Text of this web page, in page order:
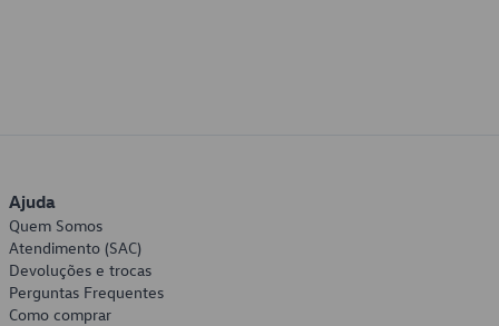
Ajuda
Quem Somos
Atendimento (SAC)
Devoluções e trocas
Perguntas Frequentes
Como comprar